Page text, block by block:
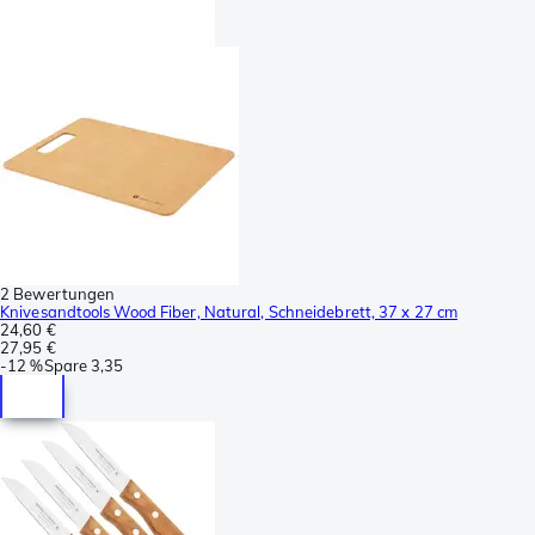
2 Bewertungen
Knivesandtools Wood Fiber, Natural, Schneidebrett, 37 x 27 cm
24,60 €
27,95 €
-12 %Spare3,35